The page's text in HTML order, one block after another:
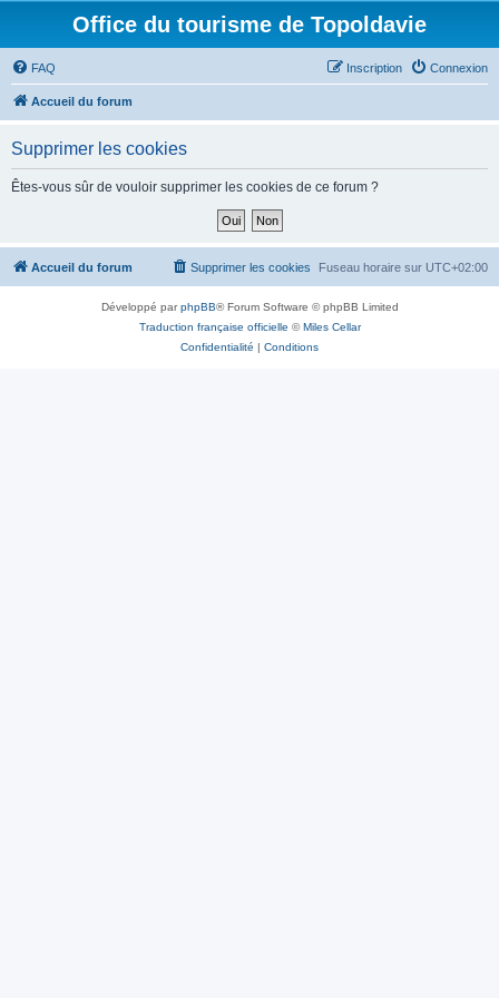
Office du tourisme de Topoldavie
FAQ Connexion
Inscription
Accueil du forum
Supprimer les cookies
Êtes-vous sûr de vouloir supprimer les cookies de ce forum ?
Accueil du forum Fuseau horaire sur UTC+02:00
Supprimer les cookies
Développé parphpBB® Forum Software © phpBB Limited
Traduction française officielle ©Miles Cellar
Confidentialité | Conditions